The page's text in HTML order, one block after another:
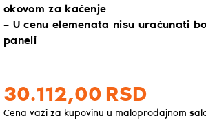
okovom za kačenje
– U cenu elemenata nisu uračunati
paneli
30.112,00 RSD
Cena važi za kupovinu u maloprodajnom